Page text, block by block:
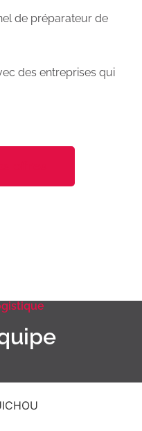
de préparateur de
des entreprises qui